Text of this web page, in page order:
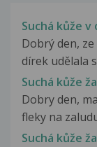
Suchá kůže
Dobrý den,
dírek udělala
Suchá kůže
Dobry den,
fleky na
Suchá kůže